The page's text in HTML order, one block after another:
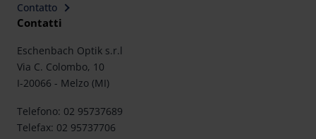
Contatto
Contatti
Eschenbach Optik s.r.l
Via C. Colombo, 10
I-20066 - Melzo (MI)
Telefono: 02 95737689
Telefax: 02 95737706